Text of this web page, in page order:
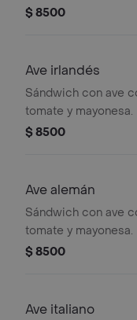
$ 8500
Ave irlandés
Sándwich con ave
tomate y mayonesa.
$ 8500
Ave alemán
Sándwich con ave
tomate y mayonesa.
$ 8500
Ave italiano